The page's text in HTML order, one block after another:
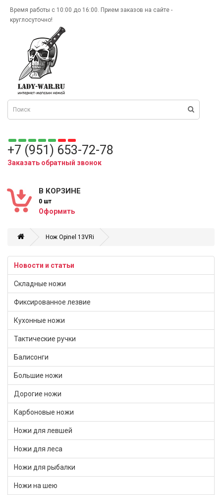
Время работы с 10:00 до 16:00. Прием заказов на сайте -
круглосуточно!
+7 (951) 653-72-78
Заказать обратный звонок
В КОРЗИНЕ
0 шт
Оформить
Нож Opinel 13VRi
Новости и статьи
Складные ножи
Фиксированное лезвие
Кухонные ножи
Тактические ручки
Балисонги
Большие ножи
Дорогие ножи
Карбоновые ножи
Ножи для левшей
Ножи для леса
Ножи для рыбалки
Ножи на шею